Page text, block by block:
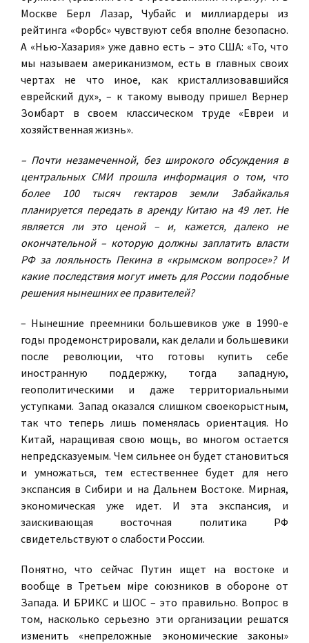
Москве Берл Лазар, Чубайс и миллиардеры из
рейтинга «Форбс» чувствуют себя вполне безопасно.
А «Нью-Хазария» уже давно есть – это США: «То, что
мы называем американизмом, есть в главных своих
чертах не что иное, как кристаллизовавшийся
еврейский дух», – к такому выводу пришел Вернер
Зомбарт в своем классическом труде «Евреи и
хозяйственная жизнь».
– Почти незамеченной, без широкого обсуждения в
центральных СМИ прошла информация о том, что
более 100 тысяч гектаров земли Забайкалья
планируется передать в аренду Китаю на 49 лет. Не
является ли это ценой – и, кажется, далеко не
окончательной – которую должны заплатить власти
РФ за лояльность Пекина в «крымском вопросе»? И
какие последствия могут иметь для России подобные
решения нынешних ее правителей?
– Нынешние преемники большевиков уже в 1990-е
годы продемонстрировали, как делали и большевики
после революции, что готовы купить себе
иностранную поддержку, тогда западную,
геополитическими и даже территориальными
уступками. Запад оказался слишком своекорыстным,
так что теперь лишь поменялась ориентация. Но
Китай, наращивая свою мощь, во многом остается
непредсказуемым. Чем сильнее он будет становиться
и умножаться, тем естественнее будет для него
экспансия в Сибири и на Дальнем Востоке. Мирная,
экономическая уже идет. И эта экспансия, и
заискивающая восточная политика РФ
свидетельствуют о слабости России.
Понятно, что сейчас Путин ищет на востоке и
вообще в Третьем мiре союзников в обороне от
Запада. И БРИКС и ШОС – это правильно. Вопрос в
том, насколько серьезно эти организации решатся
изменить «непреложные экономические законы»